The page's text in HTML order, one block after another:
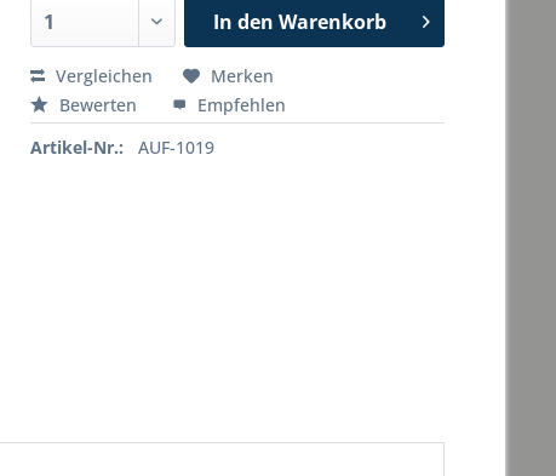
In den Warenkorb
Vergleichen
Merken
Bewerten
Empfehlen
Artikel-Nr.:
AUF-1019